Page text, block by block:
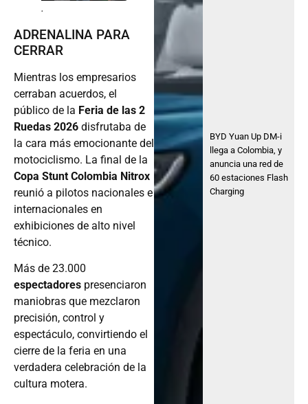
.
ADRENALINA PARA
CERRAR
Mientras los empresarios
cerraban acuerdos, el
público de la Feria de las 2
Ruedas 2026 disfrutaba de
la cara más emocionante del
motociclismo. La final de la
Copa Stunt Colombia Nitrox
reunió a pilotos nacionales e
internacionales en
exhibiciones de alto nivel
técnico.
Más de 23.000
espectadores presenciaron
maniobras que mezclaron
precisión, control y
espectáculo, convirtiendo el
cierre de la feria en una
verdadera celebración de la
cultura motera.
BYD Yuan Up DM-i
llega a Colombia, y
anuncia una red de
60 estaciones Flash
Charging